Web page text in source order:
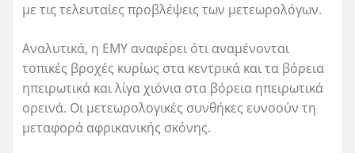
με τις τελευταίες προβλέψεις των μετεωρολόγων.
Αναλυτικά, η ΕΜΥ αναφέρει ότι αναμένονται
τοπικές βροχές κυρίως στα κεντρικά και τα βόρεια
ηπειρωτικά και λίγα χιόνια στα βόρεια ηπειρωτικά
ορεινά. Οι μετεωρολογικές συνθήκες ευνοούν τη
μεταφορά αφρικανικής σκόνης.